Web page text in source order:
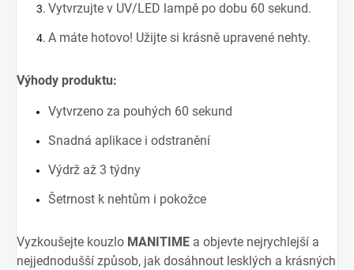
Vytvrzujte v UV/LED lampě po dobu 60 sekund.
A máte hotovo! Užijte si krásně upravené nehty.
Výhody produktu:
Vytvrzeno za pouhých 60 sekund
Snadná aplikace i odstranění
Výdrž až 3 týdny
Šetrnost k nehtům i pokožce
Vyzkoušejte kouzlo MANITIME a objevte nejrychlejší a
nejjednodušší způsob, jak dosáhnout lesklých a krásných